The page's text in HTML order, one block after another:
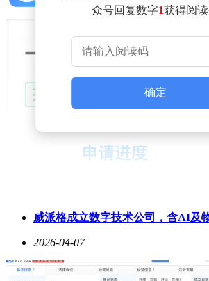
众号回复数字1获得阅
确定
威派格成立数字技术公司，含AI及
2026-04-07